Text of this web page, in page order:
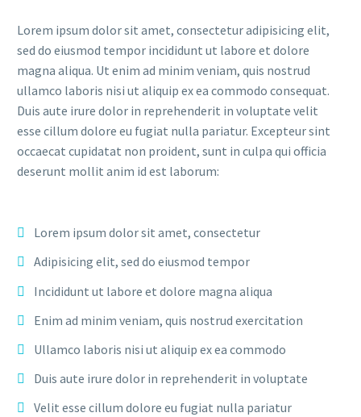
Lorem ipsum dolor sit amet, consectetur adipisicing elit,
sed do eiusmod tempor incididunt ut labore et dolore
magna aliqua. Ut enim ad minim veniam, quis nostrud
ullamco laboris nisi ut aliquip ex ea commodo consequat.
Duis aute irure dolor in reprehenderit in voluptate velit
esse cillum dolore eu fugiat nulla pariatur. Excepteur sint
occaecat cupidatat non proident, sunt in culpa qui officia
deserunt mollit anim id est laborum:
Lorem ipsum dolor sit amet, consectetur
Adipisicing elit, sed do eiusmod tempor
Incididunt ut labore et dolore magna aliqua
Enim ad minim veniam, quis nostrud exercitation
Ullamco laboris nisi ut aliquip ex ea commodo
Duis aute irure dolor in reprehenderit in voluptate
Velit esse cillum dolore eu fugiat nulla pariatur